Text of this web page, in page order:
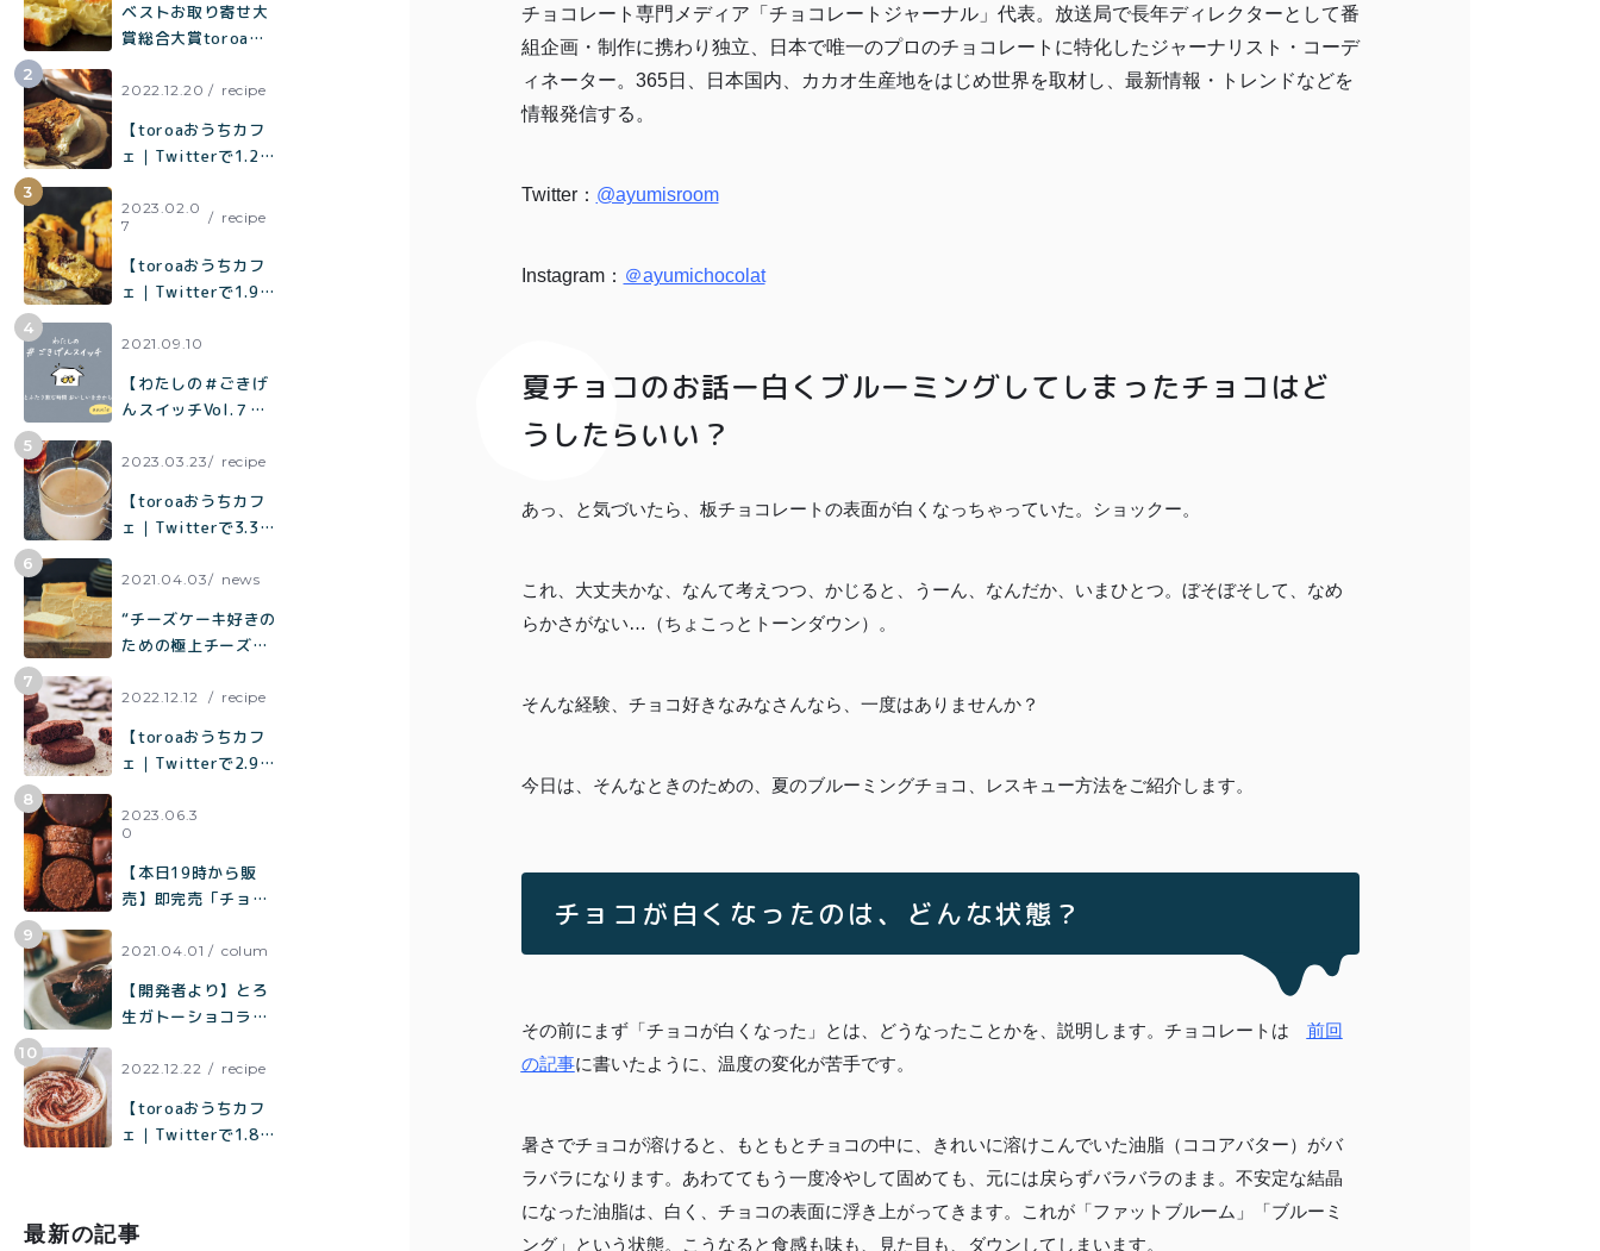
コラ
とろ生 ま
お得セッ
紅茶
toroaTea
会員様限
ット商品
¥2,000〜
¥6,000〜
メンバー
〒599-8237
チョコレート専門メディア「チョコレートジャーナル」代表。放送局で長年ディレクターとして番
組企画・制作に携わり独立、日本で唯一のプロのチョコレートに特化したジャーナリスト・コーデ
ィネーター。365日、日本国内、カカオ生産地をはじめ世界を取材し、最新情報・トレンドなどを
情報発信する。
Twitter： @ayumisroom
Instagram： ＠ayumichocolat
夏チョコのお話ー白くブルーミングしてしまったチョコはど
うしたらいい？
あっ、と気づいたら、板チョコレートの表面が白くなっちゃっていた。ショックー。
これ、大丈夫かな、なんて考えつつ、かじると、うーん、なんだか、いまひとつ。ぼそぼそして、なめ
らかさがない…（ちょこっとトーンダウン）。
そんな経験、チョコ好きなみなさんなら、一度はありませんか？
今日は、そんなときのための、夏のブルーミングチョコ、レスキュー方法をご紹介します。
チョコが白くなったのは、どんな状態？
その前にまず「チョコが白くなった」とは、どうなったことかを、説明します。 チョコレートは 前回
の記事に書いたように、温度の変化が苦手です。
暑さでチョコが溶けると、もともとチョコの中に、きれいに溶けこんでいた油脂（ココアバター）がバ
ラバラになります。 あわててもう一度冷やして固めても、元には戻らずバラバラのまま。 不安定な結晶
になった油脂は、白く、チョコの表面に浮き上がってきます。これが「ファットブルーム」「ブルーミ
ング」という状態。こうなると食感も味も、見た目も、ダウンしてしまいます。
ベストお取り寄せ大
賞総合大賞toroaが
店中。催事限定企画
2022.12.20 recipe
【toroaおうちカフ
ェ｜Twitterで1.2万
て焼くだけでお店の
味「キャロットケー
キ」の作り方
2023.02.0
7
recipe
【toroaおうちカフ
ェ｜Twitterで1.9万
て焼くだけでお店の
フィン」の作り方
2021.09.10
【わたしの＃ごきげ
んスイッチVol.７】
おいしいを分かち合
2023.03.23 recipe
【toroaおうちカフ
ェ｜Twitterで3.3万
茶がしっかり香って
「烏龍茶ラテ」
2021.04.03 news
“チーズケーキ好きの
ための極上チーズケ
ケーキ」が誕生
2022.12.12 recipe
【toroaおうちカフ
ェ｜Twitterで2.9万
て焼くだけで作れる
生チョコみたいなク
ッキー「濃厚チョコ
クッキー」の作り方
2023.06.3
0
【本日19時から販
売】即完売「チョコ
の再販売／北海道産
ーが美味しいクッキ
ー缶」
2021.04.01 colum
【開発者より】とろ
生ガトーショコラに
2022.12.22 recipe
【toroaおうちカフ
ェ｜Twitterで1.8万
ホットココアの作り
最新の記事